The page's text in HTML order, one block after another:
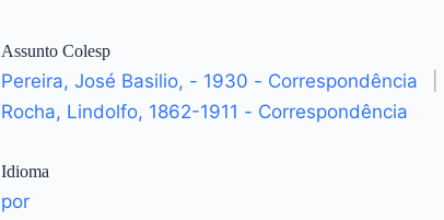
Assunto Colesp
Pereira, José Basilio, - 1930 - Correspondência
Rocha, Lindolfo, 1862-1911 - Correspondência
Idioma
por